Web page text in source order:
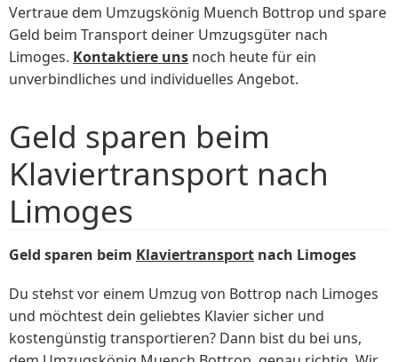
Vertraue dem Umzugskönig Muench Bottrop und spare
Geld beim Transport deiner Umzugsgüter nach
Limoges. Kontaktiere uns noch heute für ein
unverbindliches und individuelles Angebot.
Geld sparen beim
Klaviertransport nach
Limoges
Geld sparen beim Klaviertransport nach Limoges
Du stehst vor einem Umzug von Bottrop nach Limoges
und möchtest dein geliebtes Klavier sicher und
kostengünstig transportieren? Dann bist du bei uns,